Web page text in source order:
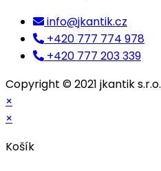
info@jkantik.cz
+420 777 774 978
+420 777 203 339
Copyright © 2021 jkantik s.r.o.
×
×
Košík